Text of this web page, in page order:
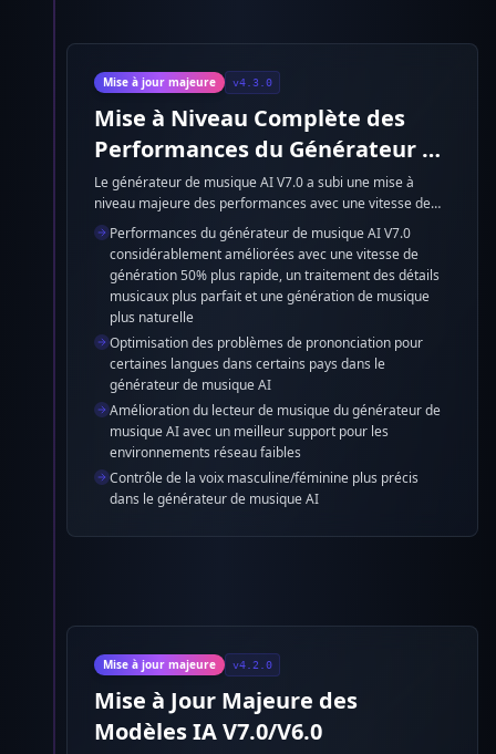
Mise à jour majeure v4.3.0
Mise à Niveau Complète des
Performances du Générateur de
Musique AI V7.0
Le générateur de musique AI V7.0 a subi une mise à
niveau majeure des performances avec une vitesse de
génération 50% plus rapide, un traitement des détails
musicaux plus parfait et une génération de musique plus
naturelle. De plus, les problèmes de prononciation pour
certaines langues dans certains pays ont été optimisés, le
support du lecteur de musique pour les environnements
réseau faibles a été amélioré et le contrôle de la voix
masculine/féminine est maintenant plus précis.
Performances du générateur de musique AI V7.0
considérablement améliorées avec une vitesse de
génération 50% plus rapide, un traitement des détails
musicaux plus parfait et une génération de musique
plus naturelle
Optimisation des problèmes de prononciation pour
certaines langues dans certains pays dans le
générateur de musique AI
Amélioration du lecteur de musique du générateur de
musique AI avec un meilleur support pour les
environnements réseau faibles
Contrôle de la voix masculine/féminine plus précis
dans le générateur de musique AI
Mise à jour majeure v4.2.0
Mise à Jour Majeure des
Modèles IA V7.0/V6.0